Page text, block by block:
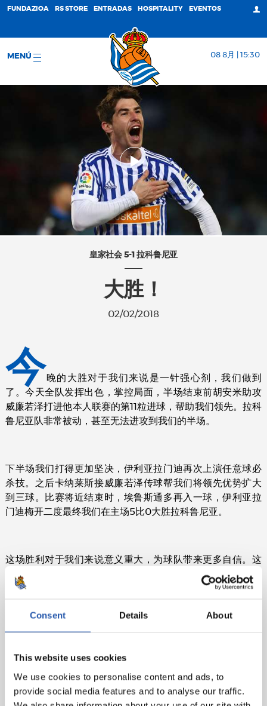
Consent Details About
This website uses cookies
We use cookies to personalise content and ads, to
provide social media features and to analyse our traffic.
FUNDAZIOA RS STORE ENTRADAS HOSPITALITY EVENTOS
MENÚ 08 8月 | 15:30
皇家社会 5-1 拉科鲁尼亚
大胜！
02/02/2018
今晚的大胜对于我们来说是一针强心剂，我们做到
了。今天全队发挥出色，掌控局面，半场结束前胡安米助攻
威廉若泽打进他本人联赛的第11粒进球，帮助我们领先。拉科
鲁尼亚队非常被动，甚至无法进攻到我们的半场。
下半场我们打得更加坚决，伊利亚拉门迪再次上演任意球必
杀技。之后卡纳莱斯接威廉若泽传球帮我们将领先优势扩大
到三球。比赛将近结束时，埃鲁斯通多再入一球，伊利亚拉
门迪梅开二度最终我们在主场5比0大胜拉科鲁尼亚。
这场胜利对于我们来说意义重大，为球队带来更多自信。这
是我们愿意看到的球队，加油！